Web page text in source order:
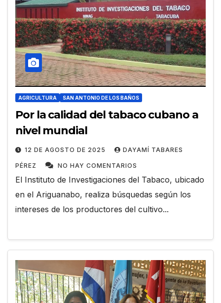
AGRICULTURA SAN ANTONIO DE LOS BAÑOS
Por la calidad del tabaco cubano a
nivel mundial
12 DE AGOSTO DE 2025 DAYAMÍ TABARES
PÉREZ NO HAY COMENTARIOS
El Instituto de Investigaciones del Tabaco, ubicado
en el Ariguanabo, realiza búsquedas según los
intereses de los productores del cultivo...